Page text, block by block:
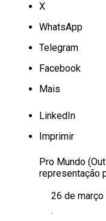
X
WhatsApp
Telegram
Facebook
Mais
LinkedIn
Imprimir
Pro Mundo
representação
Data
26 de março
Em relação a
.